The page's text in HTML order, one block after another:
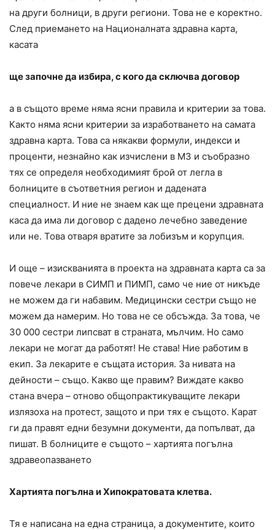
на други болници, в други региони. Това не е коректно.
След приемането на Националната здравна карта,
касата
ще започне да избира, с кого да сключва договор
а в същото време няма ясни правила и критерии за това.
Както няма ясни критерии за изработването на самата
здравна карта. Това са някакви формули, индекси и
проценти, незнайно как изчислени в МЗ и съобразно
тях се определя необходимият брой от легла в
болниците в съответния регион и дадената
специалност. И ние не знаем как ще прецени здравната
каса да има ли договор с дадено лечебно заведение
или не. Това отваря вратите за лобизъм и корупция.
И още – изискванията в проекта на здравната карта са за
повече лекари в СИМП и ПИМП, само че ние от никъде
не можем да ги набавим. Медицински сестри също не
можем да намерим. Но това не се обсъжда. За това, че
30 000 сестри липсват в страната, мълчим. Но само
лекари не могат да работят! Не става! Ние работим в
екип. За лекарите е същата история. За нивата на
дейности – също. Какво ще правим? Виждате какво
стана вчера – отново общопрактикуващите лекари
излязоха на протест, защото и при тях е същото. Карат
ги да правят едни безумни документи, да попълват, да
пишат. В болниците е същото – хартията погълна
здравеопазването
Хартията погълна и Хипократовата клетва.
Тя е написана на една страница, а документите, които